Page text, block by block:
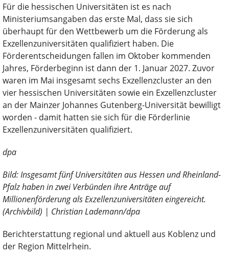
Für die hessischen Universitäten ist es nach
Ministeriumsangaben das erste Mal, dass sie sich
überhaupt für den Wettbewerb um die Förderung als
Exzellenzuniversitäten qualifiziert haben. Die
Förderentscheidungen fallen im Oktober kommenden
Jahres, Förderbeginn ist dann der 1. Januar 2027. Zuvor
waren im Mai insgesamt sechs Exzellenzcluster an den
vier hessischen Universitäten sowie ein Exzellenzcluster
an der Mainzer Johannes Gutenberg-Universität bewilligt
worden - damit hatten sie sich für die Förderlinie
Exzellenzuniversitäten qualifiziert.
dpa
Bild: Insgesamt fünf Universitäten aus Hessen und Rheinland-
Pfalz haben in zwei Verbünden ihre Anträge auf
Millionenförderung als Exzellenzuniversitäten eingereicht.
(Archivbild) | Christian Lademann/dpa
Berichterstattung regional und aktuell aus Koblenz und
der Region Mittelrhein.